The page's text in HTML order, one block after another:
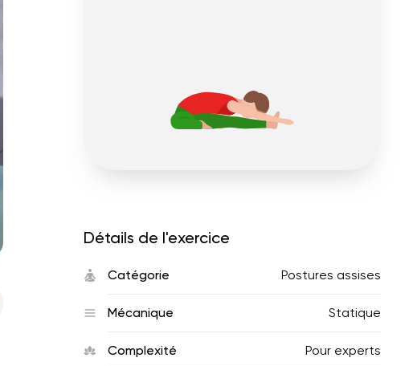
Détails de l'exercice
Catégorie Postures assises
Mécanique Statique
Complexité Pour experts